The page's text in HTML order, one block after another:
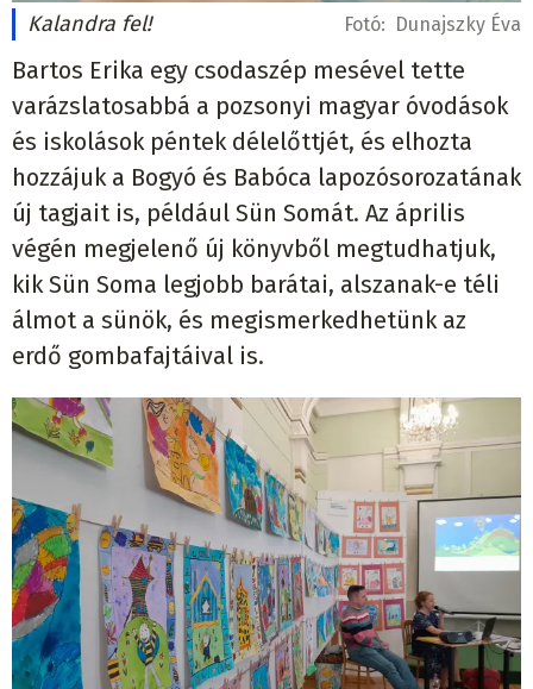
Kalandra fel! Fotó: Dunajszky Éva
Bartos Erika egy csodaszép mesével tette
varázslatosabbá a pozsonyi magyar óvodások
és iskolások péntek délelőttjét, és elhozta
hozzájuk a Bogyó és Babóca lapozósorozatának
új tagjait is, például Sün Somát. Az április
végén megjelenő új könyvből megtudhatjuk,
kik Sün Soma legjobb barátai, alszanak-e téli
álmot a sünök, és megismerkedhetünk az
erdő gombafajtáival is.